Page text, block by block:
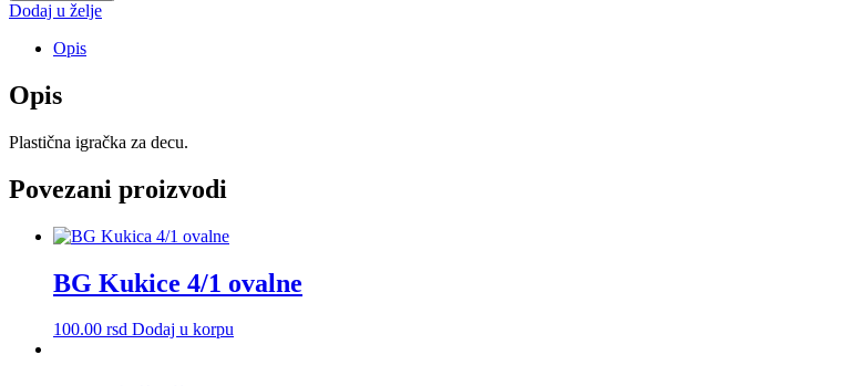
Dodaj u želje
Opis
Opis
Plastična igračka za decu.
Povezani proizvodi
BG Kukice 4/1 ovalne
100.00 rsd Dodaj u korpu